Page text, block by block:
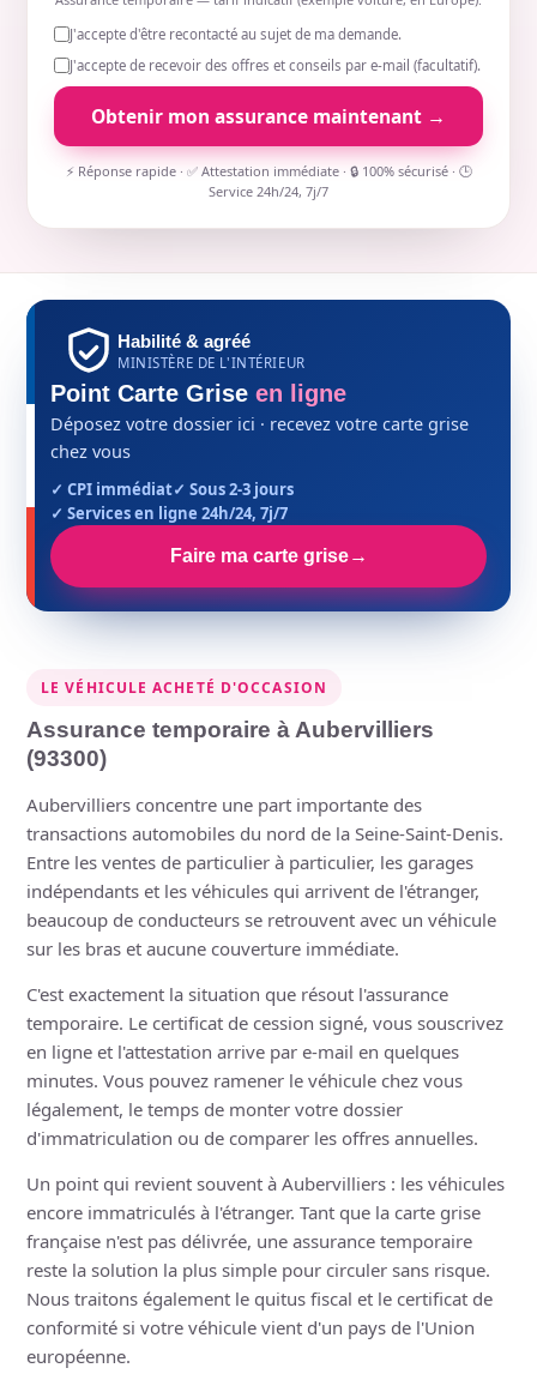
J'accepte d'être recontacté au sujet de ma demande.
J'accepte de recevoir des offres et conseils par e-mail (facultatif).
Obtenir mon assurance maintenant →
⚡ Réponse rapide · ✅ Attestation immédiate · 🔒 100% sécurisé · 🕒
Service 24h/24, 7j/7
Habilité & agréé
MINISTÈRE DE L'INTÉRIEUR
Point Carte Grise en ligne
Déposez votre dossier ici · recevez votre carte grise
chez vous
✓ CPI immédiat✓ Sous 2-3 jours
✓ Services en ligne 24h/24, 7j/7
Faire ma carte grise→
LE VÉHICULE ACHETÉ D'OCCASION
Assurance temporaire à Aubervilliers
(93300)
Aubervilliers concentre une part importante des
transactions automobiles du nord de la Seine-Saint-Denis.
Entre les ventes de particulier à particulier, les garages
indépendants et les véhicules qui arrivent de l'étranger,
beaucoup de conducteurs se retrouvent avec un véhicule
sur les bras et aucune couverture immédiate.
C'est exactement la situation que résout l'assurance
temporaire. Le certificat de cession signé, vous souscrivez
en ligne et l'attestation arrive par e-mail en quelques
minutes. Vous pouvez ramener le véhicule chez vous
légalement, le temps de monter votre dossier
d'immatriculation ou de comparer les offres annuelles.
Un point qui revient souvent à Aubervilliers : les véhicules
encore immatriculés à l'étranger. Tant que la carte grise
française n'est pas délivrée, une assurance temporaire
reste la solution la plus simple pour circuler sans risque.
Nous traitons également le quitus fiscal et le certificat de
conformité si votre véhicule vient d'un pays de l'Union
européenne.